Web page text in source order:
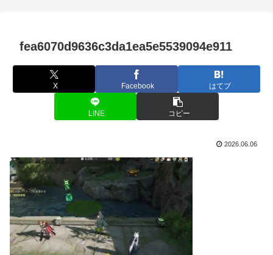
fea6070d9636c3da1ea5e5539094e911
X Facebook はてブ
LINE コピー
2026.06.06